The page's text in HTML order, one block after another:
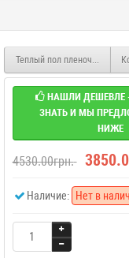
Теплый пол пленочный
НАШЛИ ДЕШЕВЛЕ
ЗНАТЬ И МЫ
НИЖЕ
4530.00грн.
Наличие: Нет в